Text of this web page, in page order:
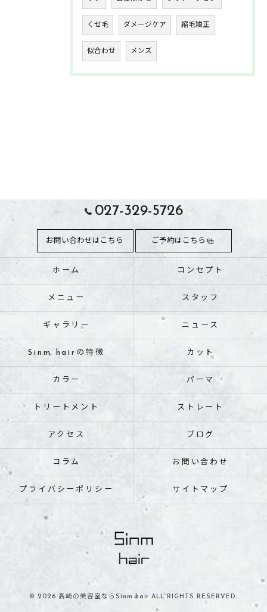
くせ毛 ダメージケア 縮毛矯正
似合わせ メンズ
027-329-5726
お問い合わせはこちら ご予約はこちら
ホーム コンセプト
メニュー スタッフ
ギャラリー ニュース
Sinm hairの特徴 カット
カラー パーマ
トリートメント ストレート
アクセス ブログ
コラム お問い合わせ
プライバシーポリシー サイトマップ
© 2026 高崎の美容室ならSinm hair ALL RIGHTS RESERVED.